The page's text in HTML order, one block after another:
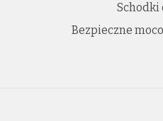
Schodki
Bezpieczne